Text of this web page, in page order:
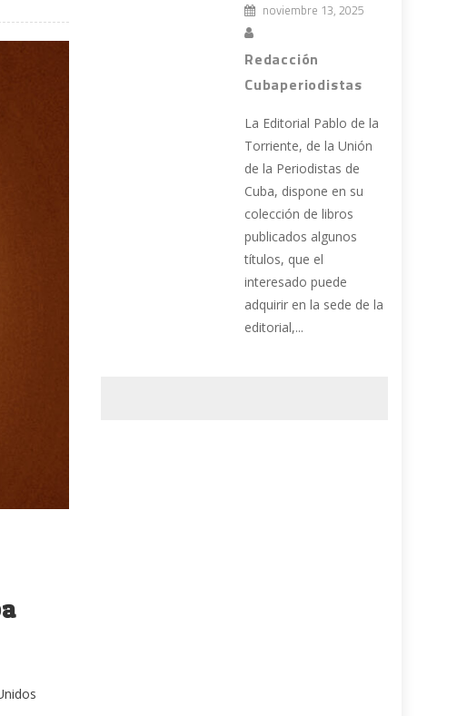
noviembre 13, 2025
Redacción
Cubaperiodistas
La Editorial Pablo de la
Torriente, de la Unión
de la Periodistas de
Cuba, dispone en su
colección de libros
publicados algunos
títulos, que el
interesado puede
adquirir en la sede de la
editorial,...